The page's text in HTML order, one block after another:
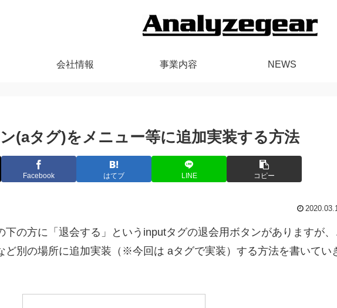
会社情報 事業内容 NEWS
(aタグ)をメニュー等に追加実装する方法
Facebook はてブ LINE コピー
下の方に「退会する」というinputタグの退会用ボタンがありますが、
ど別の場所に追加実装（※今回は aタグで実装）する方法を書いてい